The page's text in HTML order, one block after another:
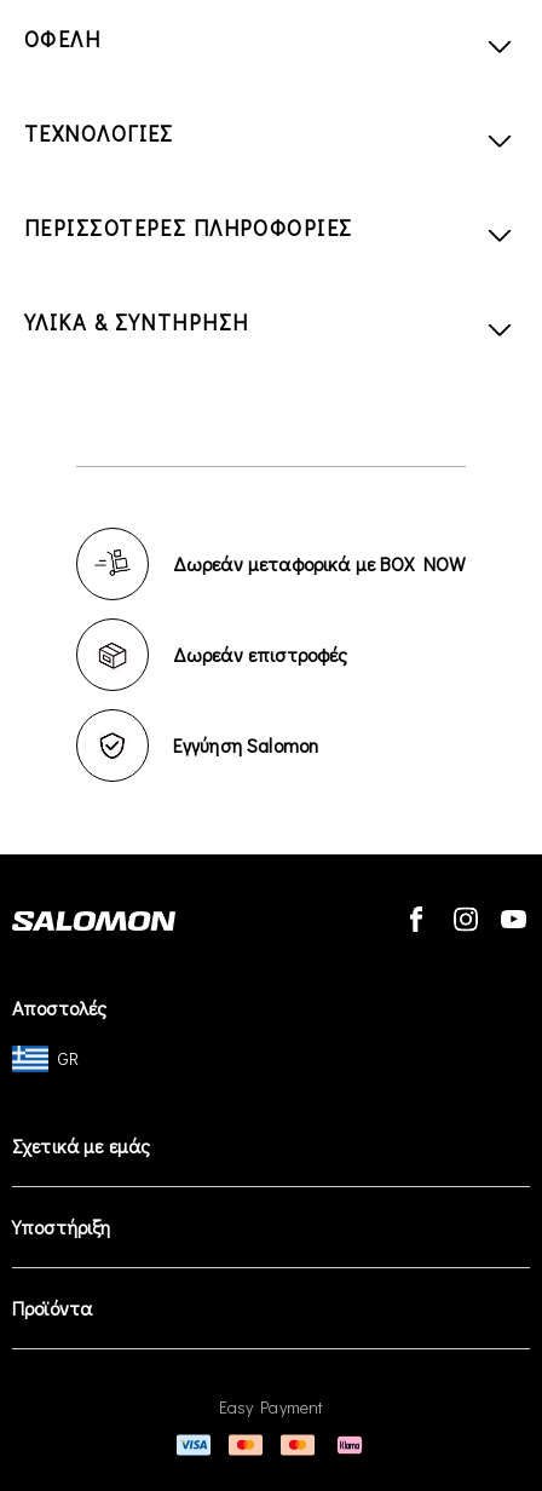
ΟΦΕΛΗ
ΤΕΧΝΟΛΟΓΙΕΣ
ΠΕΡΙΣΣΟΤΕΡΕΣ ΠΛΗΡΟΦΟΡΙΕΣ
ΥΛΙΚΑ & ΣΥΝΤΗΡΗΣΗ
Δωρεάν μεταφορικά με BOX NOW
Δωρεάν επιστροφές
Εγγύηση Salomon
Αποστολές
GR
Σχετικά με εμάς
Υποστήριξη
Προϊόντα
Easy Payment